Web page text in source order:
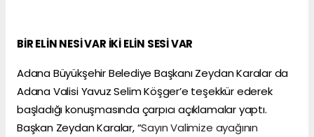
BİR ELİN NESİ VAR İKİ ELİN SESİ VAR
Adana Büyükşehir Belediye Başkanı Zeydan Karalar da
Adana Valisi Yavuz Selim Köşger’e teşekkür ederek
başladığı konuşmasında çarpıcı açıklamalar yaptı.
Başkan Zeydan Karalar, “Sayın Valimize ayağının